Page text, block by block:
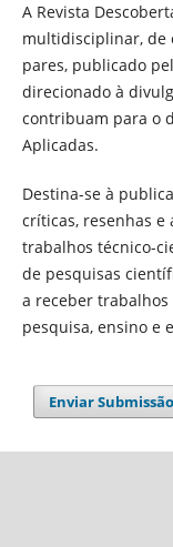
A Revista
multidisciplinar, de
pares, publicado
direcionado à
contribuam para o
Aplicadas.
Destina-se à
críticas, resenhas
trabalhos técnico-
de pesquisas
a receber
pesquisa, ensino e
Enviar Submissão